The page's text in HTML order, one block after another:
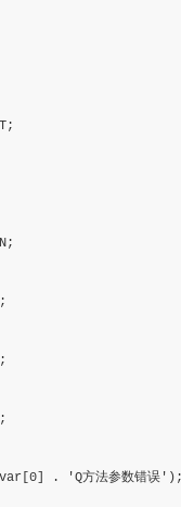
. 'Q方法参数错误